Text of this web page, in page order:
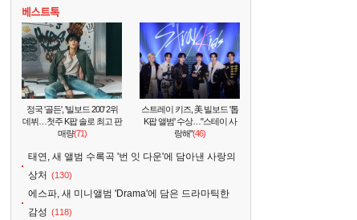
정국 '골든', '빌보드 200' 2위
데뷔…첫주 K팝 솔로 최고 판
매량(71)
스트레이 키즈, 美 빌보드 '톱
K팝 앨범' 수상…"스테이 사
랑해"(46)
태연, 새 앨범 수록곡 '번 잇 다운'에 담아낸 사랑의
상처 (130)
에스파, 새 미니앨범 'Drama'에 담은 드라마틱한
감성 (118)